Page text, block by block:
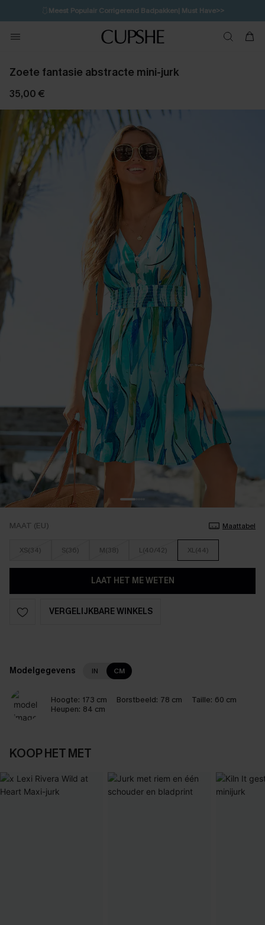
🩱Meest Populair Corrigerend Badpakken| Must Have>>
💌Abonneer je & ontvang tot 15% korting>>
Koop 3, krijg 15% korting | CODE: SW15
Zoete fantasie abstracte mini-jurk
35,00 €
MAAT (EU) Maattabel
XS(34) S(36) M(38) L(40/42) XL(44)
LAAT HET ME WETEN
VERGELIJKBARE WINKELS
Modelgegevens IN CM
Hoogte: 173 cm Borstbeeld: 78 cm Taille: 60 cm
Heupen: 84 cm
KOOP HET MET